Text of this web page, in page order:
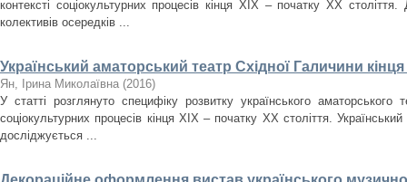
контексті соціокультурних процесів кінця ХІХ – початку ХХ століття.
колективів осередків ...
Український аматорський театр Східної Галичини
Ян, Ірина Миколаївна (2016)
У статті розглянуто специфіку розвитку українського аматорського
соціокультурних процесів кінця ХІХ – початку ХХ століття.
досліджується ...